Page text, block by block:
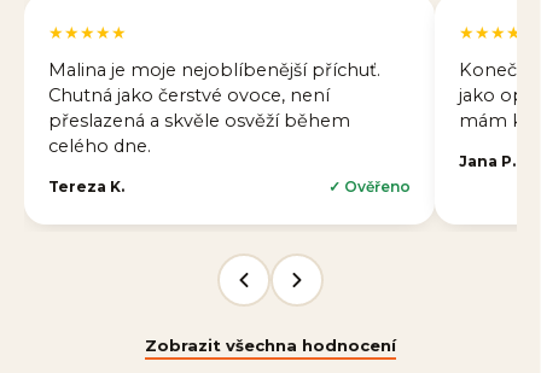
★★★★★
Malina je moje nejoblíbenější příchuť.
Chutná jako čerstvé ovoce, není
přeslazená a skvěle osvěží během
celého dne.
Tereza K. ✓ Ověřeno
★★★★★
jako
mám
Jana P.
Zobrazit všechna hodnocení